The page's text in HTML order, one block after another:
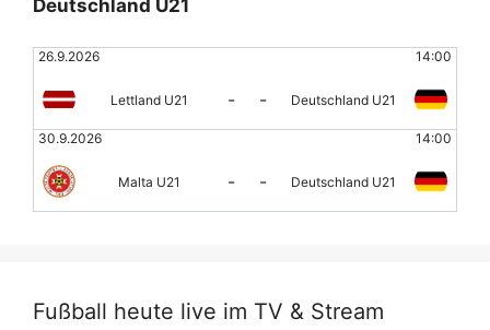
Deutschland U21
26.9.2026 14:00
Lettland U21 - - Deutschland U21
30.9.2026 14:00
Malta U21 - - Deutschland U21
Fußball heute live im TV & Stream